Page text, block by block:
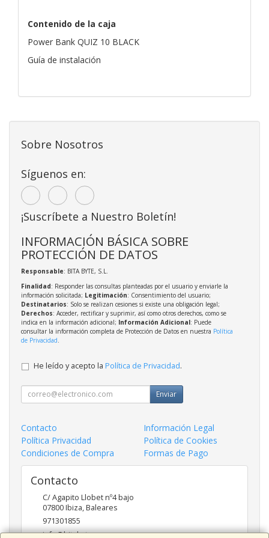
Contenido de la caja
Power Bank QUIZ 10 BLACK
Guía de instalación
Sobre Nosotros
Síguenos en:
¡Suscríbete a Nuestro Boletín!
INFORMACIÓN BÁSICA SOBRE
PROTECCIÓN DE DATOS
Responsable: BITA BYTE, S.L.
Finalidad: Responder las consultas planteadas por el usuario y enviarle la
información solicitada; Legitimación: Consentimiento del usuario;
Destinatarios: Solo se realizan cesiones si existe una obligación legal;
Derechos: Acceder, rectificar y suprimir, así como otros derechos, como se
indica en la información adicional; Información Adicional: Puede
consultar la información completa de Protección de Datos en nuestra Política
de Privacidad
He leído y acepto la Política de Privacidad.
Enviar
Contacto
Información Legal
Política Privacidad
Política de Cookies
Condiciones de Compra
Formas de Pago
Contacto
C/ Agapito Llobet nº4 bajo
07800Ibiza,Baleares
971301855
info@bitabyte.es